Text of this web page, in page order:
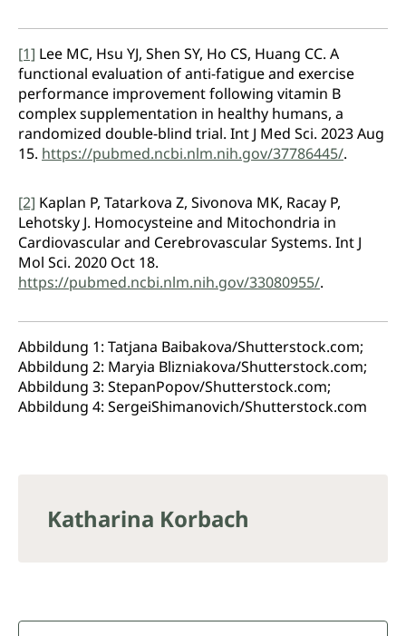
[1] Lee MC, Hsu YJ, Shen SY, Ho CS, Huang CC. A
functional evaluation of anti-fatigue and exercise
performance improvement following vitamin B
complex supplementation in healthy humans, a
randomized double-blind trial. Int J Med Sci. 2023 Aug
15. https://pubmed.ncbi.nlm.nih.gov/37786445/.
[2] Kaplan P, Tatarkova Z, Sivonova MK, Racay P,
Lehotsky J. Homocysteine and Mitochondria in
Cardiovascular and Cerebrovascular Systems. Int J
Mol Sci. 2020 Oct 18.
https://pubmed.ncbi.nlm.nih.gov/33080955/.
Abbildung 1: Tatjana Baibakova/Shutterstock.com;
Abbildung 2: Maryia Blizniakova/Shutterstock.com;
Abbildung 3: StepanPopov/Shutterstock.com;
Abbildung 4: SergeiShimanovich/Shutterstock.com
Katharina Korbach